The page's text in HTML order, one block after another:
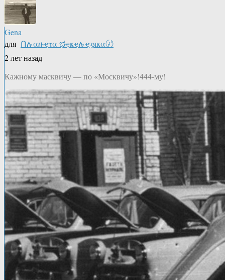
Gena
для Ոሉαዙҿτα ಭҿҝҿሉҿʓяҝα〄
2 лет назад
Кажному масквичу — по «Москвичу»!444-му!